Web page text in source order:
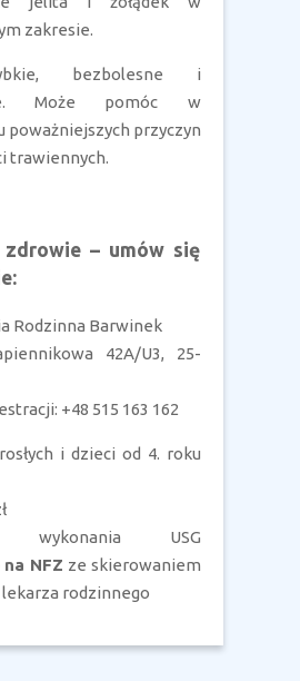
zakresie.
bezbolesne i
Może pomóc w
poważniejszych przyczyn
trawiennych.
zdrowie – umów się
Rodzinna Barwinek
42A/U3, 25-
+48 515 163 162
i dzieci od 4. roku
wykonania USG
NFZ ze skierowaniem
lekarza rodzinnego